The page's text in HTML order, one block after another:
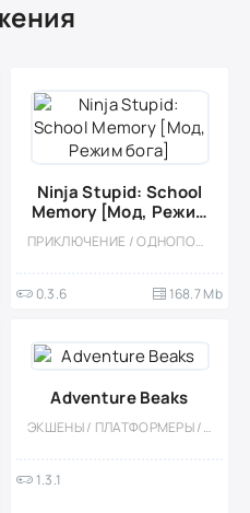
Ninja Stupid: School
Memory [Мод, Режим
бога]
ПРИКЛЮЧЕНИЕ / ОДНОПОЛЬЗОВАТЕЛЬСКИЕ / КАЗУАЛЬНЫЕ / ПЛАТФОРМЕРЫ / РАННЕРЫ / ФЭНТЕЗИ / МОД
0.3.6 168.7 Mb
Adventure Beaks
ЭКШЕНЫ / ПЛАТФОРМЕРЫ / СЛЭШЕР / КАЗУАЛЬНЫЕ / ОДНОПОЛЬЗОВАТЕЛЬСКИЕ / СТИЛИЗАЦИЯ / ПО МУЛЬТФИЛЬМАМ / ОФЛАЙН / ДЛЯ ДЕТЕЙ / МАЛЕНЬКАЯ / ПРИКЛЮЧЕНИЕ / ВИД СБОКУ
1.3.1